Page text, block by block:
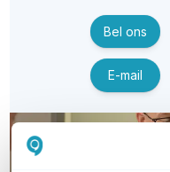
Bel ons
E-mail